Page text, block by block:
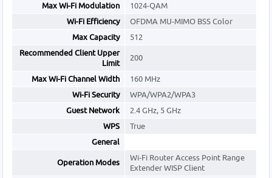
Max Wi-Fi Modulation
1024-QAM
Wi-Fi Efficiency
OFDMA MU-MIMO BSS Color
Max Capacity
512
Recommended Client Upper
Limit
200
Max Wi-Fi Channel Width
160 MHz
Wi-Fi Security
WPA/WPA2/WPA3
Guest Network
2.4 GHz, 5 GHz
WPS
True
General
Operation Modes
Wi-Fi Router Access Point Range
Extender WISP Client